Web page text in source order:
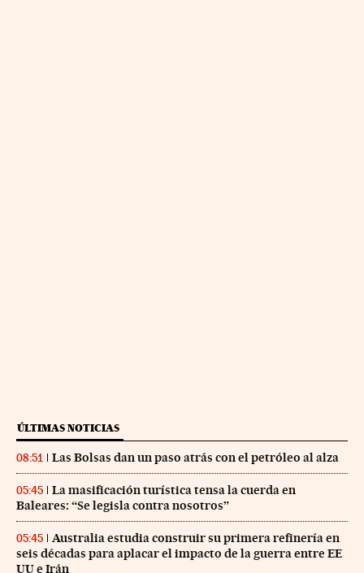
ÚLTIMAS NOTICIAS
08:51 Las Bolsas dan un paso atrás con el petróleo al alza
05:45
La masificación turística tensa la cuerda en
Baleares: “Se legisla contra nosotros”
05:45
Australia estudia construir su primera refinería en
seis décadas para aplacar el impacto de la guerra entre EE
UU e Irán